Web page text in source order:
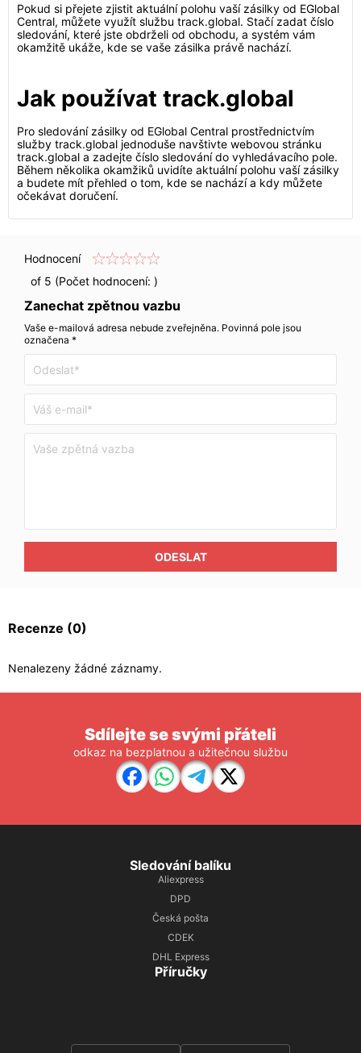
Pokud si přejete zjistit aktuální polohu vaší zásilky od EGlobal
Central, můžete využít službu track.global. Stačí zadat číslo
sledování, které jste obdrželi od obchodu, a systém vám
okamžitě ukáže, kde se vaše zásilka právě nachází.
Jak používat track.global
Pro sledování zásilky od EGlobal Central prostřednictvím
služby track.global jednoduše navštivte webovou stránku
track.global a zadejte číslo sledování do vyhledávacího pole.
Během několika okamžiků uvidíte aktuální polohu vaší zásilky
a budete mít přehled o tom, kde se nachází a kdy můžete
očekávat doručení.
Hodnocení
of 5 (Počet hodnocení: )
Zanechat zpětnou vazbu
Vaše e-mailová adresa nebude zveřejněna. Povinná pole jsou
označena *
ODESLAT
Recenze (0)
Nenalezeny žádné záznamy.
Sdílejte se svými přáteli
odkaz na bezplatnou a užitečnou službu
Sledování balíku
Aliexpress
DPD
Česká pošta
CDEK
DHL Express
Příručky